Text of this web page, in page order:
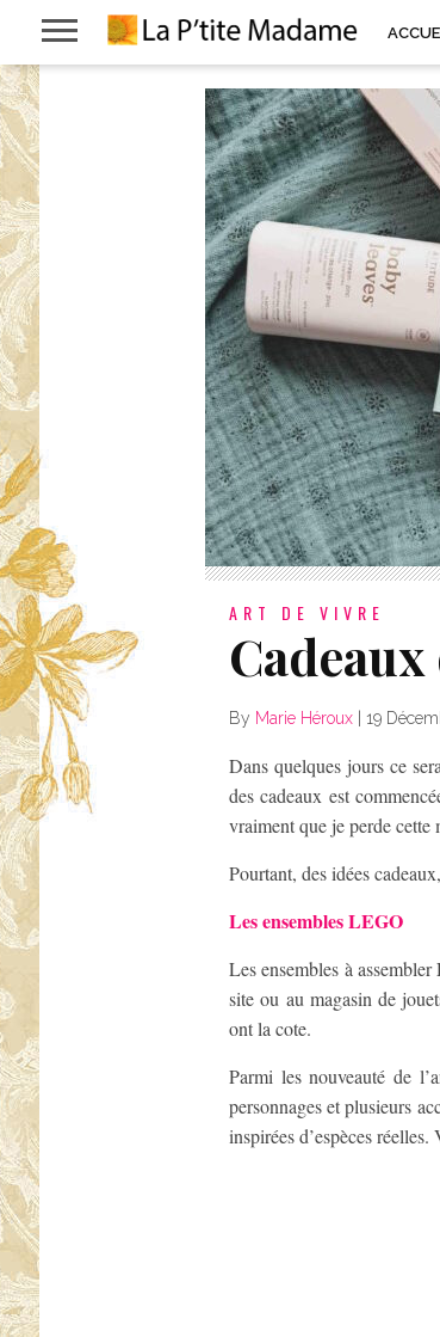
ART DE VIVRE
By Marie Héroux 19
Dans quelques jours ce
des cadeaux est
vraiment que je perde
Pourtant, des idées
Les ensembles LEGO
Les ensembles à assembler
site ou au magasin de
ont la cote.
Parmi les nouveauté de
personnages et plusieurs
inspirées d’espèces